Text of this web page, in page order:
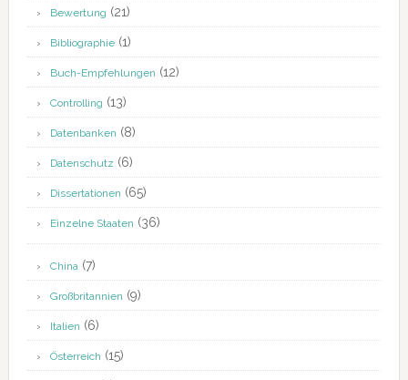
Bewertung (21)
Bibliographie(1)
Buch-Empfehlungen (12)
Controlling (13)
Datenbanken (8)
Datenschutz (6)
Dissertationen (65)
Einzelne Staaten (36)
China(7)
Großbritannien (9)
Italien (6)
Österreich (15)